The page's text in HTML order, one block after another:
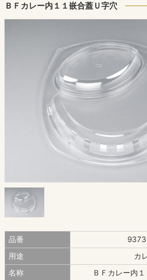
ＢＦカレー内１１嵌合蓋Ｕ字穴
品番
用途
カ
名称
ＢＦカレー内